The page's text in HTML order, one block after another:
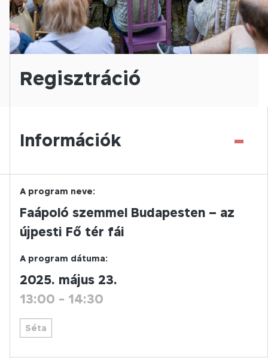
Regisztráció
Információk -
A program neve:
Faápoló szemmel Budapesten – az
újpesti Fő tér fái
A program dátuma:
2025. május 23.
13:00 - 14:30
Séta